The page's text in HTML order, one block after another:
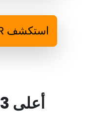
استكشف BITCOIN 24 PROAIR
أعلى 3 توقعات BTC!